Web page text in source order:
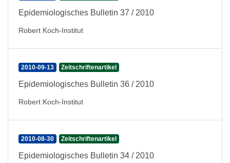
Epidemiologisches Bulletin 37 / 2010
Robert Koch-Institut
2010-09-13 Zeitschriftenartikel
Epidemiologisches Bulletin 36 / 2010
Robert Koch-Institut
2010-08-30 Zeitschriftenartikel
Epidemiologisches Bulletin 34 / 2010